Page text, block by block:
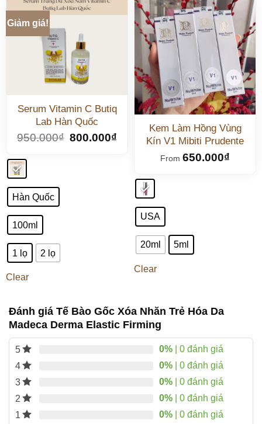
Giảm giá!
Serum Vitamin C Butiq
Lab Hàn Quốc
950.000₫ 800.000₫
Hàn Quốc
100ml
1 lọ 2 lọ
Clear
Kem Làm Hồng Vùng
Kín V1 Mibiti Prudente
From 650.000₫
USA
20ml 5ml
Clear
Đánh giá Tế Bào Gốc Xóa Nhăn Trẻ Hóa Da
Madeca Derma Elastic Firming
5 0% | 0 đánh giá
4
0% | 0 đánh giá
3
0% | 0 đánh giá
2
0% | 0 đánh giá
1
0% | 0 đánh giá